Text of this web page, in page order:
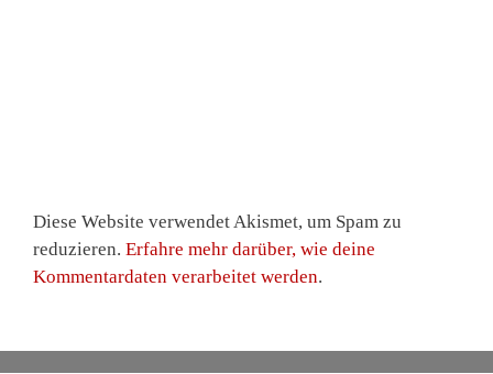
Diese Website verwendet Akismet, um Spam zu
reduzieren. Erfahre mehr darüber, wie deine
Kommentardaten verarbeitet werden.